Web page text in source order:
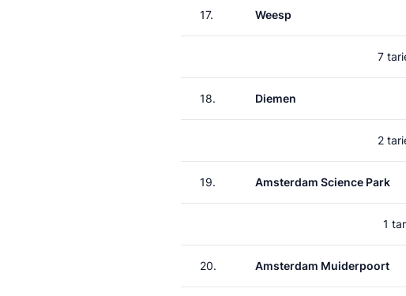
17. Weesp
7
18. Diemen
2
19. Amsterdam Science Park
1
20. Amsterdam Muiderpoort